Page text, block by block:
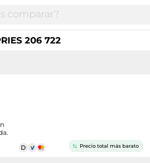
206 722
Precio total más barato